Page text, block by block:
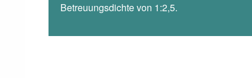
Betreuungsdichte von 1:2,5.